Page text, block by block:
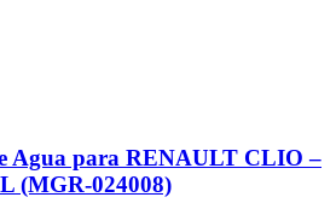
Agua para RENAULT CLIO –
(MGR-024008)